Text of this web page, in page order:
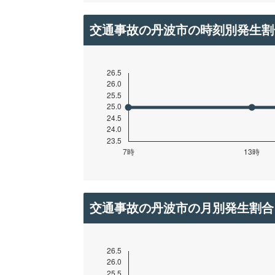
交通事故の丹波市の時刻別発生
交通事故の丹波市の月別発生割合